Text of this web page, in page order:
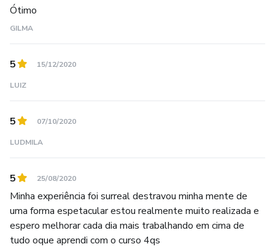
Ótimo
GILMA
5 15/12/2020
LUIZ
5 07/10/2020
LUDMILA
5 25/08/2020
Minha experiência foi surreal destravou minha mente de
uma forma espetacular estou realmente muito realizada e
espero melhorar cada dia mais trabalhando em cima de
tudo oque aprendi com o curso 4qs